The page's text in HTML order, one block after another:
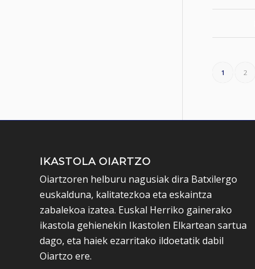
1 2
IKASTOLA OIARTZO
Oiartzoren helburu nagusiak dira Batxilergo
euskalduna, kalitatezkoa eta eskaintza
zabalekoa izatea. Euskal Herriko gainerako
ikastola gehienekin Ikastolen Elkartean sartua
dago, eta haiek ezarritako ildoetatik dabil
Oiartzo ere.